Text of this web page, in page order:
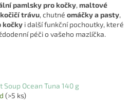
pamlsky pro kočky, maltové
kočičí trávu, chutné omáčky a pasty,
kočky i další funkční pochoutky, které
péči o vašeho mazlíčka.
Soup Ocean Tuna 140 g
(>5 ks)